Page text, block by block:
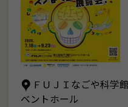
ＦＵＪＩなごや科学
ベントホール